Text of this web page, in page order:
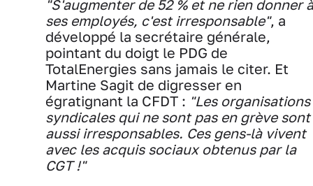
"S'augmenter de 52 % et ne rien donner à
ses employés, c'est irresponsable", a
développé la secrétaire générale,
pointant du doigt le PDG de
TotalEnergies sans jamais le citer. Et
Martine Sagit de digresser en
égratignant la CFDT : "Les organisations
syndicales qui ne sont pas en grève sont
aussi irresponsables. Ces gens-là vivent
avec les acquis sociaux obtenus par la
CGT !"